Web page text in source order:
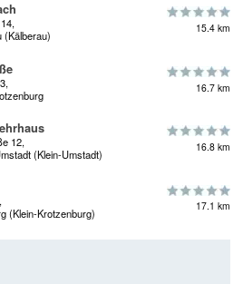
(Kälberau)
15.4 km
16.7 km
12,
(Klein-Umstadt)
16.8 km
(Klein-Krotzenburg)
17.1 km